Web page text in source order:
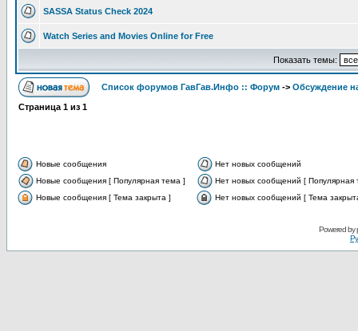
SASSA Status Check 2024
Watch Series and Movies Online for Free
Показать темы:
Список форумов ГавГав.Инфо :: Форум -> Обсуждение
Страница 1 из 1
Новые сообщения
Нет новых сообщений
Новые сообщения [ Популярная тема ]
Нет новых сообщений [ Популярная
Новые сообщения [ Тема закрыта ]
Нет новых сообщений [ Тема
Powered by